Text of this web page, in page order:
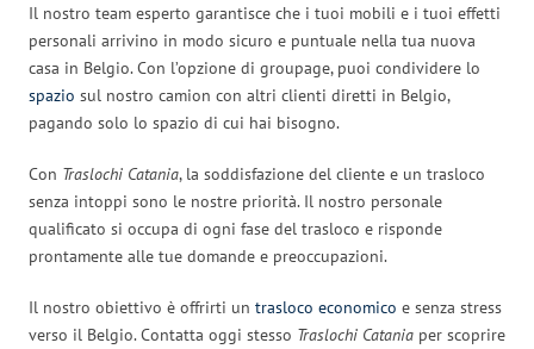
Il nostro team esperto garantisce che i tuoi mobili e i tuoi effetti
personali arrivino in modo sicuro e puntuale nella tua nuova
casa in Belgio. Con l’opzione di groupage, puoi condividere lo
spazio sul nostro camion con altri clienti diretti in Belgio,
pagando solo lo spazio di cui hai bisogno.
Con Traslochi Catania, la soddisfazione del cliente e un trasloco
senza intoppi sono le nostre priorità. Il nostro personale
qualificato si occupa di ogni fase del trasloco e risponde
prontamente alle tue domande e preoccupazioni.
Il nostro obiettivo è offrirti un trasloco economico e senza stress
verso il Belgio. Contatta oggi stesso Traslochi Catania per scoprire